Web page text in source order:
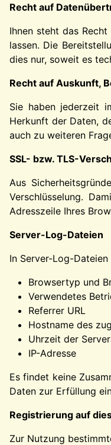
Recht auf
Ihnen steht das
lassen. Die
dies nur, soweit es
Recht auf Auskunft,
Sie haben jederzeit
Herkunft der Daten,
auch zu weiteren
SSL- bzw. TLS-
Aus
Verschlüsselung.
Adresszeile Ihres
Server-Log-Dateien
In Server-Log-
Browsertyp und
Verwendetes
Referrer URL
Hostname des
Uhrzeit der
IP-Adresse
Es findet keine
Daten zur Erfüllung
Registrierung auf
Zur Nutzung